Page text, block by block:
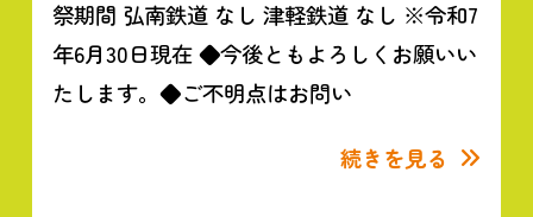
祭期間 弘南鉄道 なし 津軽鉄道 なし ※令和7
年6月30日現在 ◆今後ともよろしくお願いい
たします。◆ご不明点はお問い
続きを見る